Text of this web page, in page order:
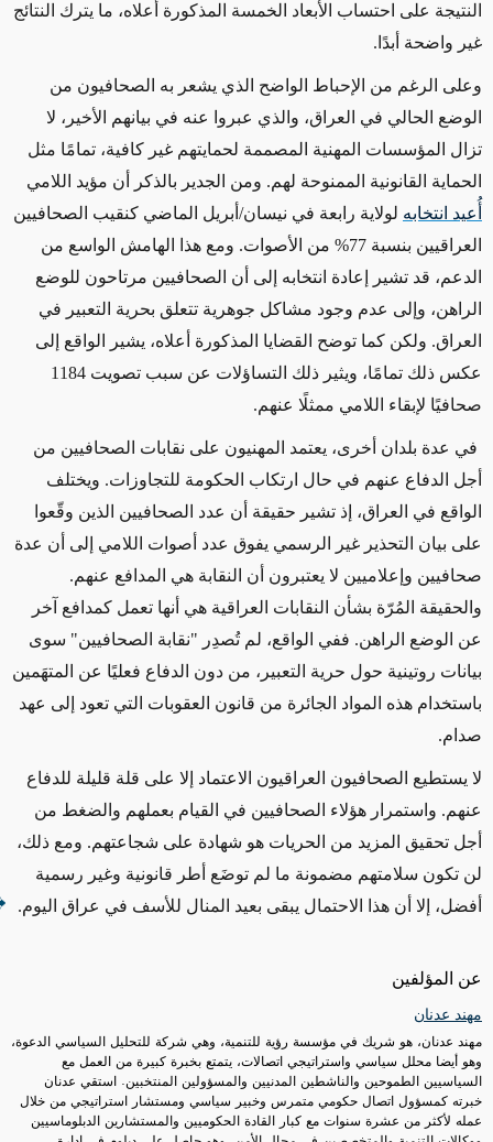
عن المؤلفين
مهند عدنان
مهند عدنان، هو شريك في مؤسسة رؤية للتنمية، وهي شركة للتحليل السياسي الدعوة،
وهو أيضا محلل سياسي واستراتيجي اتصالات، يتمتع بخبرة كبيرة من العمل مع
السياسيين الطموحين والناشطين المدنيين والمسؤولين المنتخبين. استقي عدنان
خبرته كمسؤول اتصال حكومي متمرس وخبير سياسي ومستشار استراتيجي من خلال
عمله لأكثر من عشرة سنوات مع كبار القادة الحكوميين والمستشارين الدبلوماسيين
النتيجة على احتساب الأبعاد الخمسة المذكورة أعلاه، ما يترك النتائج
غير واضحة أبدًا.
وعلى الرغم من الإحباط الواضح الذي يشعر به الصحافيون من
الوضع الحالي في العراق، والذي عبروا عنه في بيانهم الأخير، لا
تزال المؤسسات المهنية المصممة لحمايتهم غير كافية، تمامًا مثل
الحماية القانونية الممنوحة لهم. ومن الجدير بالذكر أن مؤيد اللامي
أُعيد انتخابهلولاية رابعة في نيسان/أبريل الماضي كنقيب الصحافيين
العراقيين بنسبة 77% من الأصوات. ومع هذا الهامش الواسع من
الدعم، قد تشير إعادة انتخابه إلى أن الصحافيين مرتاحون للوضع
الراهن، وإلى عدم وجود مشاكل جوهرية تتعلق بحرية التعبير في
العراق. ولكن كما توضح القضايا المذكورة أعلاه، يشير الواقع إلى
عكس ذلك تمامًا، ويثير ذلك التساؤلات عن سبب تصويت 1184
صحافيًا لإبقاء اللامي ممثلًا عنهم.
في عدة بلدان أخرى، يعتمد المهنيون على نقابات الصحافيين من
أجل الدفاع عنهم في حال ارتكاب الحكومة للتجاوزات. ويختلف
الواقع في العراق، إذ تشير حقيقة أن عدد الصحافيين الذين وقّعوا
على بيان التحذير غير الرسمي يفوق عدد أصوات اللامي إلى أن عدة
صحافيين وإعلاميين لا يعتبرون أن النقابة هي المدافع عنهم.
والحقيقة المُرّة بشأن النقابات العراقية هي أنها تعمل كمدافع آخر
عن الوضع الراهن. ففي الواقع، لم تُصدِر "نقابة الصحافيين" سوى
بيانات روتينية حول حرية التعبير، من دون الدفاع فعليًا عن المتهَمين
باستخدام هذه المواد الجائرة من قانون العقوبات التي تعود إلى عهد
صدام.
لا يستطيع الصحافيون العراقيون الاعتماد إلا على قلة قليلة للدفاع
عنهم. واستمرار هؤلاء الصحافيين في القيام بعملهم والضغط من
أجل تحقيق المزيد من الحريات هو شهادة على شجاعتهم. ومع ذلك،
لن تكون سلامتهم مضمونة ما لم توضَع أطر قانونية وغير رسمية
أفضل، إلا أن هذا الاحتمال يبقى بعيد المنال للأسف في عراق اليوم.